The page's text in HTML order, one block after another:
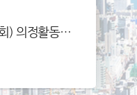
제345회 남구의회(임시회) 의정활동사진